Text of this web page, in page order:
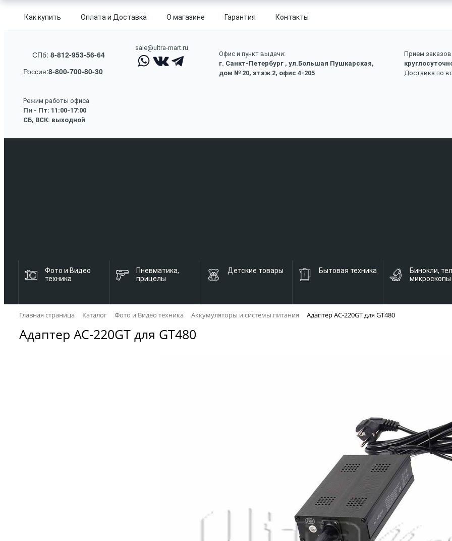
Как купить Оплата и Доставка О магазине Гарантия Контакты
СПб: 8-812-953-56-64
Россия:8-800-700-80-30
sale@ultra-mart.ru
Офис и пункт выдачи:
г. Санкт-Петербург , ул.Большая Пушкарская,
дом № 20, этаж 2, офис 4-205
Прием заказов
Доставка по
Режим работы офиса
Пн - Пт: 11:00-17:00
СБ, ВСК: выходной
Фото и Видео
техника
Пневматика,
прицелы
Детские товары Бытовая техника
Бинокли,
микроскопы
Главная страница Каталог Фото и Видео техника Аккумуляторы и системы питания Адаптер AC-220GT для GT480
Адаптер AC-220GT для GT480